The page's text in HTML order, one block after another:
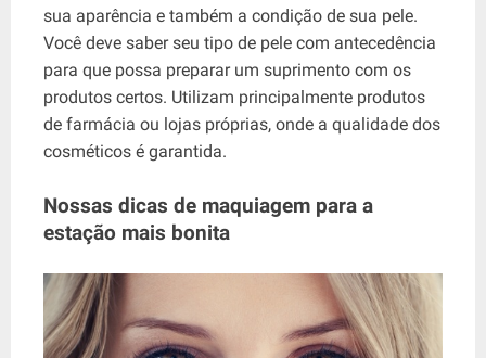
sua aparência e também a condição de sua pele.
Você deve saber seu tipo de pele com antecedência
para que possa preparar um suprimento com os
produtos certos. Utilizam principalmente produtos
de farmácia ou lojas próprias, onde a qualidade dos
cosméticos é garantida.
Nossas dicas de maquiagem para a
estação mais bonita